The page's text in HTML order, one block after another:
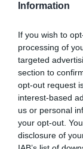
Information
If you wish to
processing of
targeted
section to
opt-out request
interest-based
us or personal
your opt-out.
disclosure of
και ενός
340.000 ευρώ.
αναστολή.
Ο πρώτος
Δυτική Μάνη
αγροτεμάχιο